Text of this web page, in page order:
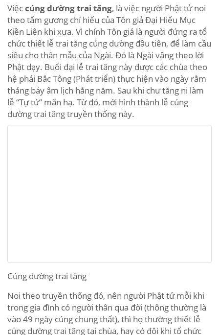
Việccúng dường trai tăng, là việc người Phật tử noi
theo tấm gương chí hiếu của Tôn giả Ðại Hiếu Mục
Kiền Liên khi xưa. Vì chính Tôn giả là người đứng ra tổ
chức thiết lễ trai tăng cúng dường đầu tiên, để làm cầu
siêu cho thân mẫu của Ngài. Ðó là Ngài vâng theo lời
Phật dạy. Buổi đại lễ trai tăng này được các chùa theo
hệ phái Bắc Tông (Phát triển) thực hiện vào ngày rằm
tháng bảy âm lịch hằng năm. Sau khi chư tăng ni làm
lễ “Tự tứ” mãn hạ. Từ đó, mới hình thành lễ cúng
dường trai tăng truyền thống này.
Cúng dường trai tăng
Noi theo truyền thống đó, nên người Phật tử mỗi khi
trong gia đình có người thân qua đời (thông thường là
vào 49 ngày cúng chung thất), thì họ thường thiết lễ
cúng dường trai tăng tại chùa, hay có đôi khi tổ chức